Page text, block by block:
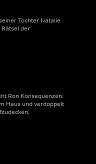
Tochter Natalie
der
Ron Konsequenzen:
Haus und verdoppelt